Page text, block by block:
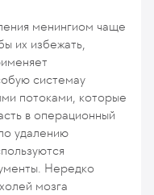
менингиом чаще
их избежать,
системау
потоками, которые
в операционный
удалению
Нередко
мозга